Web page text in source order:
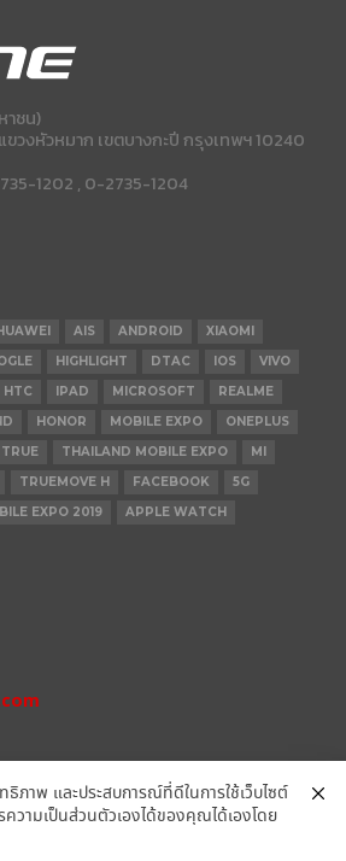
าชน)
ขวงหัวหมาก เขตบางกะปี กรุงเทพฯ 10240
1202 , 0-2735-1204
AIS ANDROID
XIAOMI
HIGHLIGHT DTAC IOS
VIVO
HTC IPAD MICROSOFT
REALME
HONOR MOBILE EXPO
ONEPLUS
TRUE THAILAND MOBILE EXPO
MI
TRUEMOVE H FACEBOOK
5G
EXPO 2019
APPLE WATCH
ภาพ และประสบการณ์ที่ดีในการใช้เว็บไซต์
วามเป็นส่วนตัวเองได้ของคุณได้เองโดย